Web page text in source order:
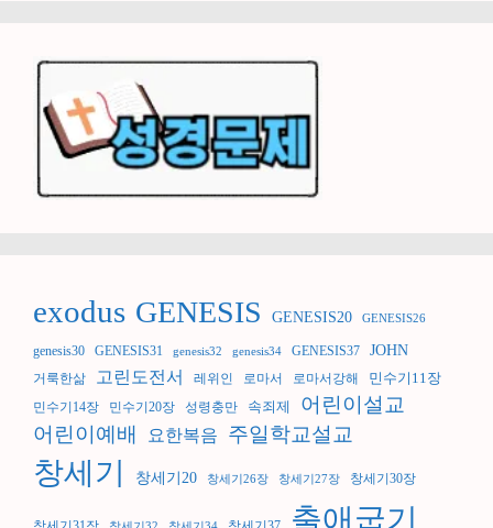
exodus GENESIS GENESIS20 GENESIS26
genesis30 GENESIS31 genesis32 genesis34 GENESIS37 JOHN
거룩한삶 고린도전서 레위인 로마서 로마서강해 민수기11장
민수기14장 민수기20장 성령충만 속죄제
어린이설교
어린이예배
요한복음 주일학교설교
창세기 창세기20 창세기26장 창세기27장 창세기30장
출애굽기